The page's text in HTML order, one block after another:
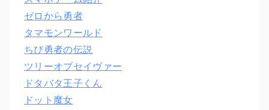
ゼロから勇者
タマモンワールド
ちび勇者の伝説
ツリーオブセイヴァー
ドタバタ王子くん
ドット魔女